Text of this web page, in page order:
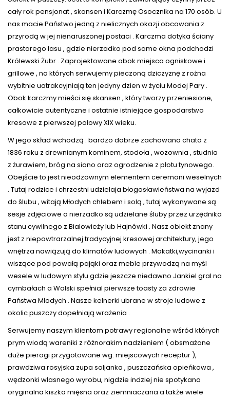
cały rok pensjonat , skansen i Karczmę Osocznika na 170 osób. U
nas macie Państwo jedną z nielicznych okazji obcowania z
przyrodą w jej nienaruszonej postaci . Karczma dotyka ściany
prastarego lasu , gdzie nierzadko pod same okna podchodzi
Królewski Żubr . Zaprojektowane obok miejsca ogniskowe i
grillowe , na których serwujemy pieczoną dziczyznę z rożna
wybitnie uatrakcyjniają ten jedyny dzien w życiu Modej Pary .
Obok karczmy mieści się skansen , który tworzy przeniesione,
całkowicie autentyczne i ostatnie istniejące gospodarstwo
kresowe z pierwszej połowy XIX wieku.
W jego skład wchodzą : bardzo dobrze zachowana chata z
1836 roku z drewnianym kominem, stodoła , wozownia , studnia
z żurawiem, bróg na siano oraz ogrodzenie z płotu tynowego.
Obejście to jest nieodzownym elementem ceremoni weselnych
. Tutaj rodzice i chrzestni udzielaja błogosławieństwa na wyjazd
do ślubu , witają Młodych chlebem i solą , tutaj wykonywane są
sesje zdjęciowe a nierzadko są udzielane śluby przez urzędnika
stanu cywilnego z Bialowieży lub Hajnówki . Nasz obiekt znany
jest z niepowtrarzalnej tradycyjnej kresowej architektury, jego
wnętrza nawiązują do klimatów ludowych . Makatki,wycinanki i
wiszące pod powałą pająki oraz meble przywodzą na myśl
wesele w ludowym stylu gdzie jeszcze niedawno Jankiel gral na
cymbałach a Wolski spełnial pierwsze toasty za zdrowie
Państwa Młodych . Nasze kelnerki ubrane w stroje ludowe z
okolic puszczy dopełniają wrażenia .
Serwujemy naszym klientom potrawy regionalne wśród których
prym wiodą wareniki z różnorakim nadzieniem ( obsmażane
duże pierogi przygotowane wg. miejscowych receptur ),
prawdziwa rosyjska zupa soljanka , puszczańska opieńkowa ,
wędzonki własnego wyrobu, nigdzie indziej nie spotykana
oryginalna kiszka mięsna oraz ziemniaczana a także wiele